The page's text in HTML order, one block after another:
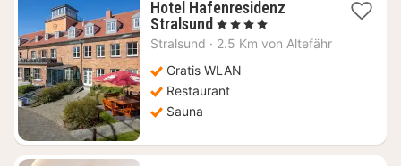
Hotel Hafenresidenz
Stralsund 1
Nacht
132,04
€
, 4 Sterne
Stralsund · 2.5 Km von Altefähr
Gratis WLAN
Restaurant
Sauna